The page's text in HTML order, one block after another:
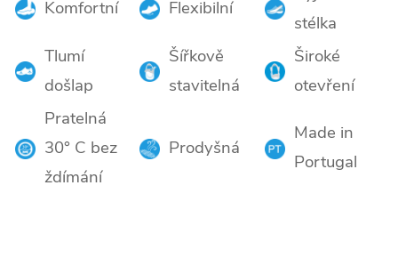
Komfortní Flexibilní
stélka
Tlumí
došlap
Šířkově
stavitelná
Široké
otevření
Pratelná
30° C bez
ždímání
Prodyšná
Made in
Portugal